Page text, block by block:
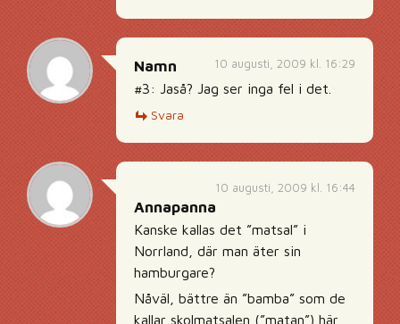
10 augusti, 2009 kl. 16:29
Namn
#3: Jaså? Jag ser inga fel i det.
Svara
10 augusti, 2009 kl. 16:44
Annapanna
Kanske kallas det ”matsal” i
Norrland, där man äter sin
hamburgare?
Nåväl, bättre än ”bamba” som de
kallar skolmatsalen (”matan”) här